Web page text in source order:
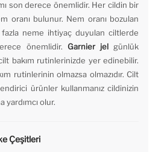
son derece önemlidir. Her cildin bir
oranı bulunur. Nem oranı bozulan
neme ihtiyaç duyulan ciltlerde
önemlidir. Garnier jel günlük
bakım rutinlerinizde yer edinebilir.
rutinlerinin olmazsa olmazıdır. Cilt
ürünler kullanmanız cildinizin
yardımcı olur.
Çeşitleri